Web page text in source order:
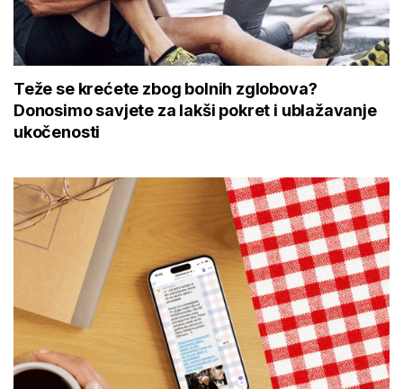
Teže se krećete zbog bolnih zglobova?
Donosimo savjete za lakši pokret i ublažavanje
ukočenosti